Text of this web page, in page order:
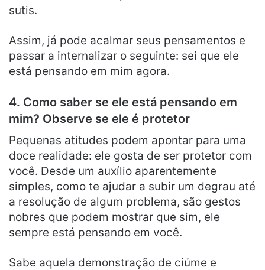
sutis.
Assim, já pode acalmar seus pensamentos e
passar a internalizar o seguinte: sei que ele
está pensando em mim agora.
4. Como saber se ele está pensando em
mim? Observe se ele é protetor
Pequenas atitudes podem apontar para uma
doce realidade: ele gosta de ser protetor com
você. Desde um auxílio aparentemente
simples, como te ajudar a subir um degrau até
a resolução de algum problema, são gestos
nobres que podem mostrar que sim, ele
sempre está pensando em você.
Sabe aquela demonstração de ciúme e